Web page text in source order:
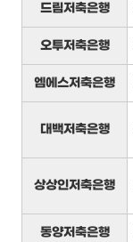
드림저축은행
오투저축은행
엠에스저축은행
대백저축은행
상상인저축은행
동양저축은행